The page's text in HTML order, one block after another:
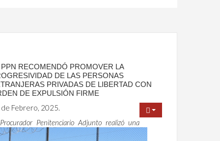
PPN RECOMENDÓ PROMOVER LA
DE LAS PERSONAS
PRIVADAS DE LIBERTAD CON
DE EXPULSIÓN FIRME
Febrero, 2025.
Penitenciario Adjunto realizó una